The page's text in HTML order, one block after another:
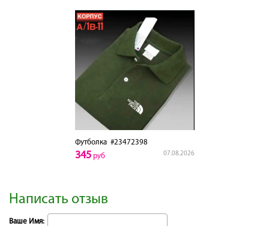
Футболка#23472398
07.08.2026
345руб
Написать отзыв
Ваше Имя: